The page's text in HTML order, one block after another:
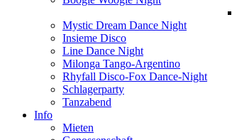
Mystic Dream Dance Night
Insieme Disco
Line Dance Night
Milonga Tango-Argentino
Rhyfall Disco-Fox Dance-Night
Schlagerparty
Tanzabend
Info
Mieten